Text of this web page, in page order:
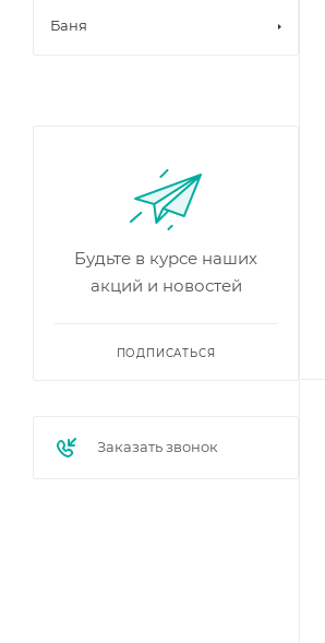
Баня
Будьте в курсе наших
акций и новостей
ПОДПИСАТЬСЯ
Заказать звонок